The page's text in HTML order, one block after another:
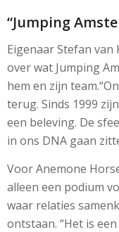
“Jumping
Eigenaar Stefan
over wat Jumping
hem en zijn
terug. Sinds 1999
een beleving. De
in ons DNA gaan
Voor Anemone
alleen een podium
waar relaties
ontstaan. “Het is